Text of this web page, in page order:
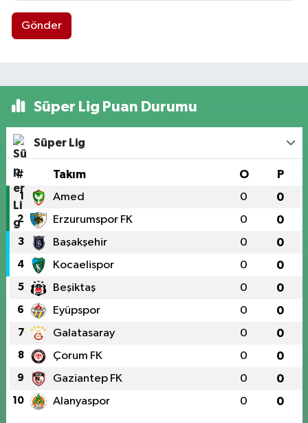
Gönder
Süper Lig Puan Durumu
Süper Lig
# Takım O P
1 Amed 0 0
2 Erzurumspor FK 0 0
3 Başakşehir 0 0
4 Kocaelispor 0 0
5 Beşiktaş 0 0
6 Eyüpspor 0 0
7 Galatasaray 0 0
8 Çorum FK 0 0
9 Gaziantep FK 0 0
10 Alanyaspor 0 0